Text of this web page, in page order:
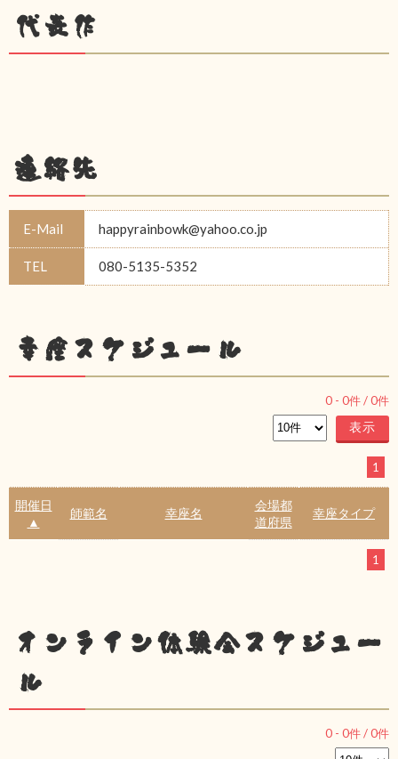
代表作
連絡先
E-Mail happyrainbowk@yahoo.co.jp
TEL 080-5135-5352
幸座スケジュール
0 - 0件 /0件
1
開催日
▲
師範名 幸座名
会場都
道府県
幸座タイプ
1
オンライン体験会スケジュー
ル
0 - 0件 /0件